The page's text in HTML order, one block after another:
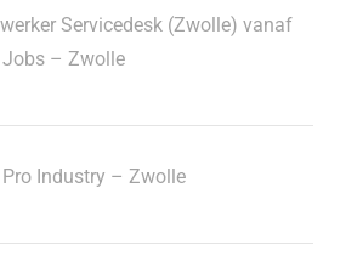
Servicedesk (Zwolle) vanaf
– Zwolle
Industry – Zwolle